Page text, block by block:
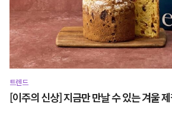
트렌드
[이주의 신상] 지금만 만날 수 있는 겨울